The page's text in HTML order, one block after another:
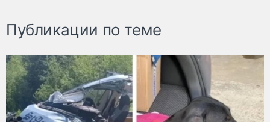
Публикации по теме